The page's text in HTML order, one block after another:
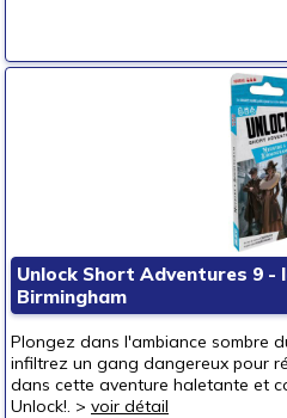
Unlock Short Adventures 9 -
Birmingham
Plongez dans l'ambiance sombre
infiltrez un gang dangereux pour
dans cette aventure haletante et
Unlock!. > voir détail